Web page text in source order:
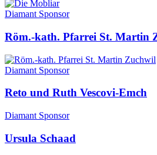
Diamant Sponsor
Röm.-kath. Pfarrei St. Martin
Diamant Sponsor
Reto und Ruth Vescovi-Emch
Diamant Sponsor
Ursula Schaad